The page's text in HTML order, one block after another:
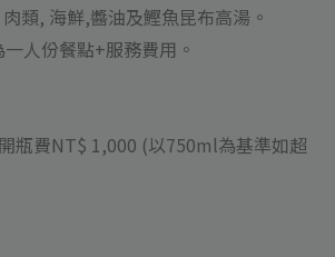
類, 海鮮,醬油及鰹魚昆布高湯。
人份餐點+服務費用。
瓶費NT$ 1,000 (以750ml為基準如超